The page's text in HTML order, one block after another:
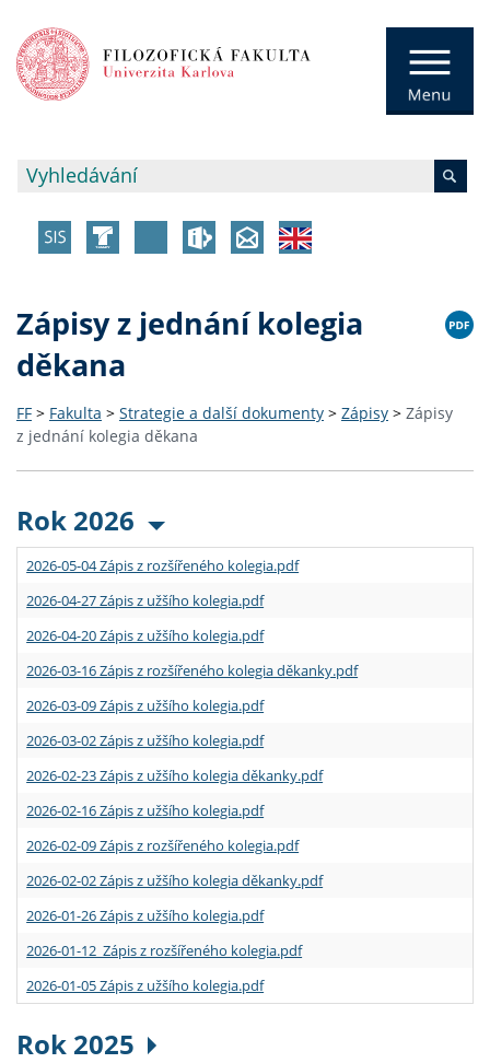
Zápisy z jednání kolegia
děkana
FF > Fakulta > Strategie a další dokumenty > Zápisy > Zápisy
z jednání kolegia děkana
Rok 2026
2026-05-04 Zápis z rozšířeného kolegia.pdf
2026-04-27 Zápis z užšího kolegia.pdf
2026-04-20 Zápis z užšího kolegia.pdf
2026-03-16 Zápis z rozšířeného kolegia děkanky.pdf
2026-03-09 Zápis z užšího kolegia.pdf
2026-03-02 Zápis z užšího kolegia.pdf
2026-02-23 Zápis z užšího kolegia děkanky.pdf
2026-02-16 Zápis z užšího kolegia.pdf
2026-02-09 Zápis z rozšířeného kolegia.pdf
2026-02-02 Zápis z užšího kolegia děkanky.pdf
2026-01-26 Zápis z užšího kolegia.pdf
2026-01-12 Zápis z rozšířeného kolegia.pdf
2026-01-05 Zápis z užšího kolegia.pdf
Rok 2025